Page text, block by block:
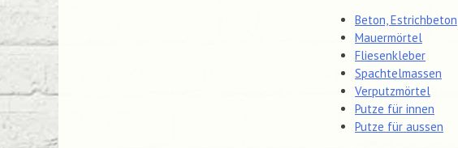
Beton, Estrichbeton
Mauermörtel
Fliesenkleber
Spachtelmassen
Verputzmörtel
Putze für innen
Putze für aussen